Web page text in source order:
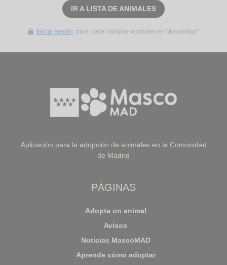
IR A LISTA DE ANIMALES
Iniciar sesión para poder adoptar animales en MascoMad*
Aplicación para la adopción de animales en la Comunidad
de Madrid
PÁGINAS
Adopta un animal
Avisos
Noticias MascoMAD
Aprende cómo adoptar